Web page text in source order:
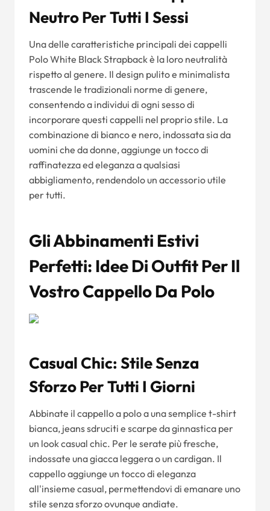
Neutro Per Tutti I Sessi
Una delle caratteristiche principali dei cappelli
Polo White Black Strapback è la loro neutralità
rispetto al genere. Il design pulito e minimalista
trascende le tradizionali norme di genere,
consentendo a individui di ogni sesso di
incorporare questi cappelli nel proprio stile. La
combinazione di bianco e nero, indossata sia da
uomini che da donne, aggiunge un tocco di
raffinatezza ed eleganza a qualsiasi
abbigliamento, rendendolo un accessorio utile
per tutti.
Gli Abbinamenti Estivi
Perfetti: Idee Di Outfit Per Il
Vostro Cappello Da Polo
Casual Chic: Stile Senza
Sforzo Per Tutti I Giorni
Abbinate il cappello a polo a una semplice t-shirt
bianca, jeans sdruciti e scarpe da ginnastica per
un look casual chic. Per le serate più fresche,
indossate una giacca leggera o un cardigan. Il
cappello aggiunge un tocco di eleganza
all'insieme casual, permettendovi di emanare uno
stile senza sforzo ovunque andiate.